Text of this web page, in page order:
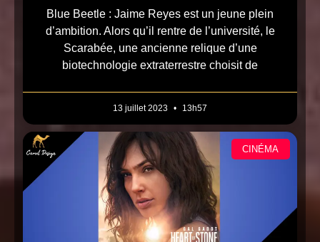
Blue Beetle : Jaime Reyes est un jeune plein
d’ambition. Alors qu’il rentre de l’université, le
Scarabée, une ancienne relique d’une
biotechnologie extraterrestre choisit de
13 juillet 2023 13h57
CINÉMA